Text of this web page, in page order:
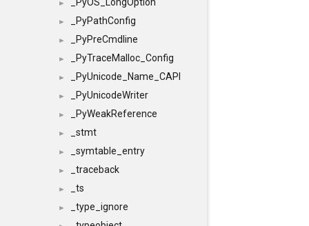
►
► _PyPathConfig
► _PyPreCmdline
► _PyTraceMalloc_Config
► _PyUnicode_Name_CAPI
► _PyUnicodeWriter
► _PyWeakReference
► _stmt
► _symtable_entry
► _traceback
► _ts
► _type_ignore